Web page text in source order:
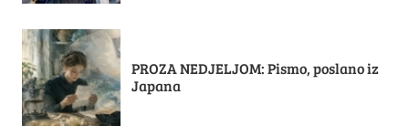
PROZA NEDJELJOM: Pismo, poslano iz
Japana